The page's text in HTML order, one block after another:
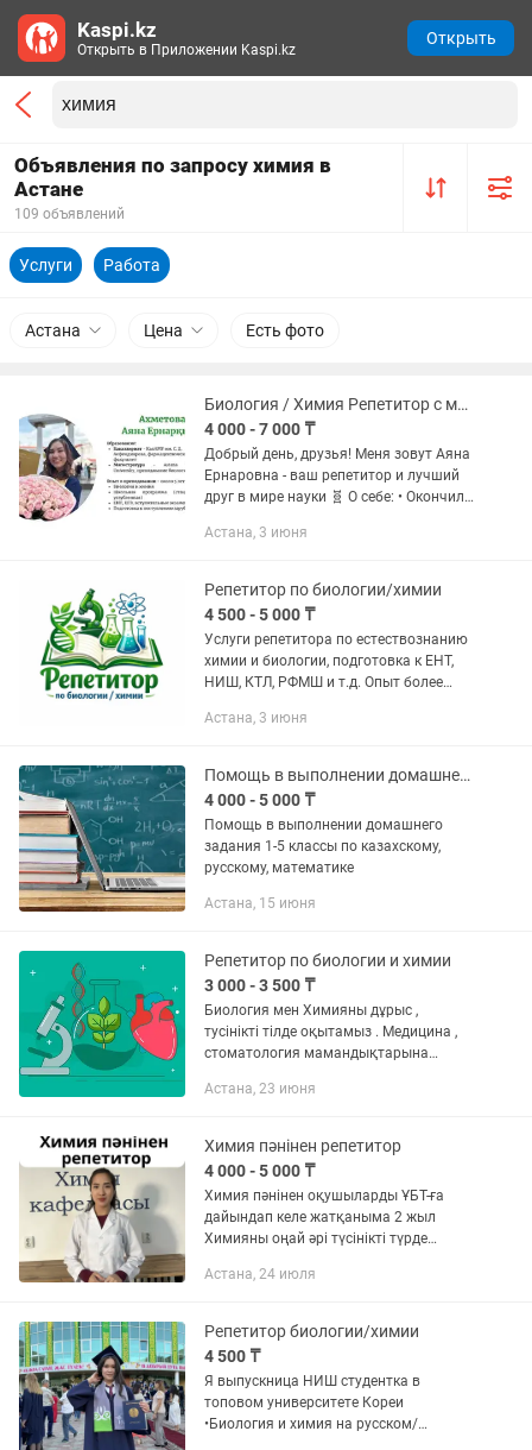
Объявления по запросу химия в
Астане
109 объявлений
Услуги Работа
Астана Цена Есть фото
Биология / Химия Репетитор с медицинским образованием
4 000 - 7 000 ₸
Добрый день, друзья! Меня зовут Аяна
Ернаровна - ваш репетитор и лучший
друг в мире науки 🧬 О себе: • Окончила
«Фармация» в КазНМУ им.
Астана, 3 июня
Репетитор по биологии/химии
4 500 - 5 000 ₸
Услуги репетитора по естествознанию
химии и биологии, подготовка к ЕНТ,
НИШ, КТЛ, РФМШ и т.д. Опыт более
поступлению в различные инстанции.
Астана, 3 июня
Помощь в выполнении домашнего задания химия, биология (на английском)
4 000 - 5 000 ₸
Помощь в выполнении домашнего
задания 1-5 классы по казахскому,
русскому, математике
Астана, 15 июня
Репетитор по биологии и химии
3 000 - 3 500 ₸
Биология мен Химияны дұрыс ,
тусінікті тілде оқытамыз . Медицина ,
стоматология мамандықтарына
баллды жинауға көмектесем ,
оқимын ,...
Астана, 23 июня
Химия пәнінен репетитор
4 000 - 5 000 ₸
Химия пәнінен оқушыларды ҰБТ-ға
дайындап келе жатқаныма 2 жыл
Химияны оңай әрі түсінікті түрде
форматта ✅Оқушыларға (7-11 сынып)
✅ҰБТ мен...
Астана, 24 июля
Репетитор биологии/химии
4 500 ₸
Я выпускница НИШ студентка в
топовом университете Кореи
•Биология и химия на русском/
Kaspi.kz
Открыть в Приложении Kaspi.kz
Открыть